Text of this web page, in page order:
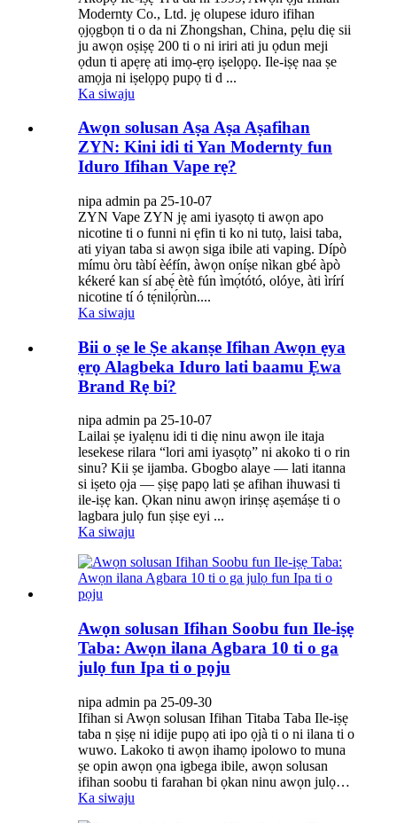
Modernty Co., Ltd. jẹ olupese iduro ifihan
ọjọgbọn ti o da ni Zhongshan, China, pẹlu diẹ sii
ju awọn oṣiṣẹ 200 ti o ni iriri ati ju ọdun meji
ọdun ti apẹrẹ ati imọ-ẹrọ iṣelọpọ. Ile-iṣẹ naa ṣe
amọja ni iṣelọpọ pupọ ti d ...
Ka siwaju
Awọn solusan Aṣa Aṣa Aṣafihan
ZYN: Kini idi ti Yan Modernty fun
Iduro Ifihan Vape rẹ?
nipa admin pa 25-10-07
ZYN Vape ZYN jẹ ami iyasọtọ ti awọn apo
nicotine ti o funni ni ẹfin ti ko ni tutọ, laisi taba,
ati yiyan taba si awọn siga ibile ati vaping. Dípò
mímu òru tàbí èéfín, àwọn oníṣe nìkan gbé àpò
kékeré kan sí abẹ́ ètè fún ìmọ́tótó, olóye, àti ìrírí
nicotine tí ó tẹ́nilọ́rùn....
Ka siwaju
Bii o ṣe le Ṣe akanṣe Ifihan Awọn ẹya
ẹrọ Alagbeka Iduro lati baamu Ẹwa
Brand Rẹ bi?
nipa admin pa 25-10-07
Lailai ṣe iyalẹnu idi ti diẹ ninu awọn ile itaja
lesekese rilara “lori ami iyasọtọ” ni akoko ti o rin
sinu? Kii ṣe ijamba. Gbogbo alaye — lati itanna
si iṣeto ọja — ṣiṣẹ papọ lati ṣe afihan ihuwasi ti
ile-iṣẹ kan. Ọkan ninu awọn irinṣẹ aṣemáṣe ti o
lagbara julọ fun ṣiṣe eyi ...
Ka siwaju
Awọn solusan Ifihan Soobu fun Ile-iṣẹ
Taba: Awọn ilana Agbara 10 ti o ga
julọ fun Ipa ti o pọju
nipa admin pa 25-09-30
Ifihan si Awọn solusan Ifihan Titaba Taba Ile-iṣẹ
taba n ṣiṣẹ ni idije pupọ ati ipo ọjà ti o ni ilana ti o
wuwo. Lakoko ti awọn ihamọ ipolowo to muna
ṣe opin awọn ọna igbega ibile, awọn solusan
ifihan soobu ti farahan bi ọkan ninu awọn julọ…
Ka siwaju